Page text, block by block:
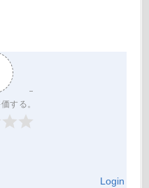
する。
Login